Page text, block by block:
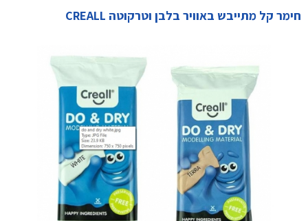
חימר קל מתייבש באוויר בלבן וטרקוטה CREALL